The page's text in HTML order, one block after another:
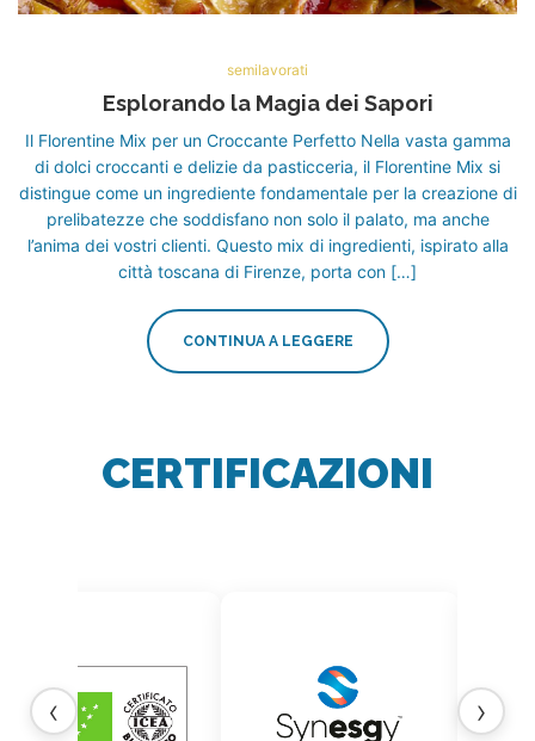
semilavorati
Esplorando la Magia dei Sapori
Il Florentine Mix per un Croccante Perfetto Nella vasta gamma
di dolci croccanti e delizie da pasticceria, il Florentine Mix si
distingue come un ingrediente fondamentale per la creazione di
prelibatezze che soddisfano non solo il palato, ma anche
l’anima dei vostri clienti. Questo mix di ingredienti, ispirato alla
città toscana di Firenze, porta con […]
CONTINUA A LEGGERE
CERTIFICAZIONI
‹ ›